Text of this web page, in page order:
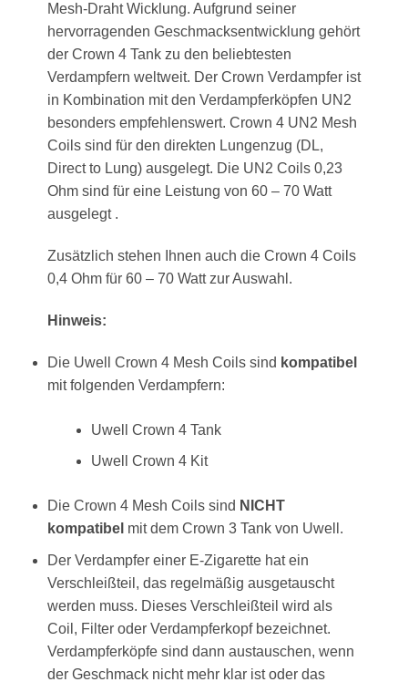
Mesh-Draht Wicklung. Aufgrund seiner
hervorragenden Geschmacksentwicklung gehört
der Crown 4 Tank zu den beliebtesten
Verdampfern weltweit. Der Crown Verdampfer ist
in Kombination mit den Verdampferköpfen UN2
besonders empfehlenswert. Crown 4 UN2 Mesh
Coils sind für den direkten Lungenzug (DL,
Direct to Lung) ausgelegt. Die UN2 Coils 0,23
Ohm sind für eine Leistung von 60 – 70 Watt
ausgelegt .
Zusätzlich stehen Ihnen auch die Crown 4 Coils
0,4 Ohm für 60 – 70 Wattzur Auswahl.
Hinweis:
Die Uwell Crown 4 Mesh Coils sind kompatibel
mit folgenden Verdampfern:
Uwell Crown 4 Tank
Uwell Crown 4 Kit
Die Crown 4 Mesh Coils sind NICHT
kompatibel mit dem Crown 3 Tank von Uwell.
Der Verdampfer einer E-Zigarette hat ein
Verschleißteil, das regelmäßig ausgetauscht
werden muss. Dieses Verschleißteil wird als
Coil, Filter oder Verdampferkopf bezeichnet.
Verdampferköpfe sind dann austauschen, wenn
der Geschmack nicht mehr klar ist oder das